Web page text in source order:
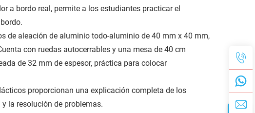
a bordo real, permite a los estudiantes practicar el
de aleación de aluminio todo-aluminio de 40 mm x 40 mm,
con ruedas autocerrables y una mesa de 40 cm
de 32 mm de espesor, práctica para colocar
proporcionan una explicación completa de los
la resolución de problemas.